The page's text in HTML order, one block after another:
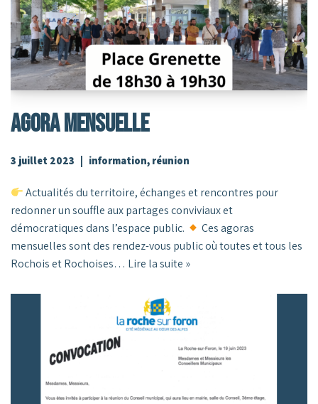
AGORA MENSUELLE
3 juillet 2023 information, réunion
Actualités du territoire, échanges et rencontres pour
redonner un souffle aux partages conviviaux et
démocratiques dans l’espace public.
Ces agoras
mensuelles sont des rendez-vous public où toutes et tous les
Rochois et Rochoises… Lire la suite »